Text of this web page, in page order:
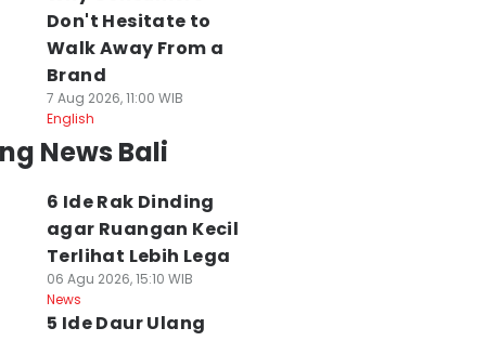
Don't Hesitate to
Walk Away From a
Brand
7 Aug 2026, 11:00 WIB
English
News Bali
6 Ide Rak Dinding
agar Ruangan Kecil
Terlihat Lebih Lega
06 Agu 2026, 15:10 WIB
News
5 Ide Daur Ulang